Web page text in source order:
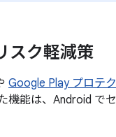
スク軽減策
Google Play プロテ
機能は、Android で